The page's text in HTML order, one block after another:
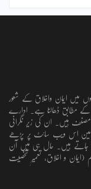
میں ایمان واخلاق کے شعور
ں کے مطابق ڈھالنا ہے۔ ادارے
مصنف ہیں۔ ان کی زیر نگرانی
اس ویب سائٹ پر پڑھے
جاتے ہیں۔ حال ہی میں آن
(ایمان و اخلاق، تعمیرِ شخصیت